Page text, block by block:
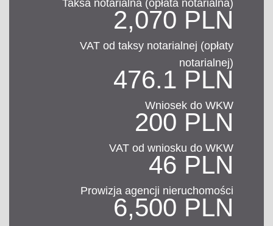
Taksa notarialna (opłata notarialna)
2,070 PLN
VAT od taksy notarialnej (opłaty
notarialnej)
476.1 PLN
Wniosek do WKW
200 PLN
VAT od wniosku do WKW
46 PLN
Prowizja agencji nieruchomości
6,500 PLN